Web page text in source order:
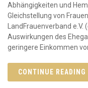
Abhängigkeiten und
Gleichstellung von
LandFrauenverband
Auswirkungen des
geringere Einkommen
CONTINUE READING